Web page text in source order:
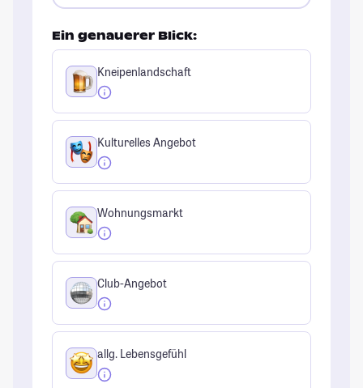
Ein genauerer Blick:
Kneipenlandschaft
Kulturelles Angebot
Wohnungsmarkt
Club-Angebot
allg. Lebensgefühl